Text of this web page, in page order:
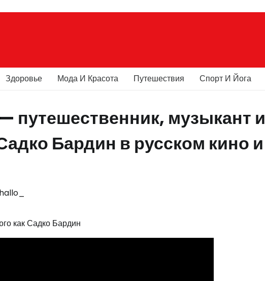
Здоровье Мода И Красота Путешествия Спорт И Йога
путешественник, музыкант и
Бардин в русском кино и